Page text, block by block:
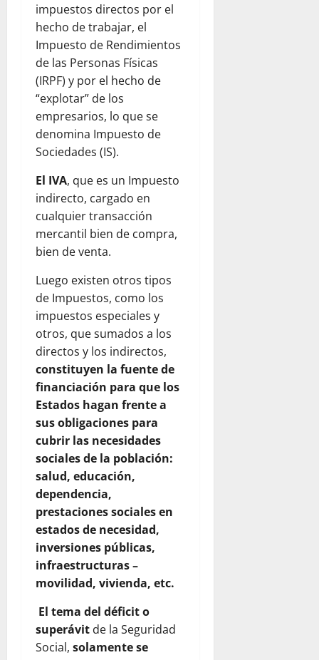
impuestos directos por el
hecho de trabajar, el
Impuesto de Rendimientos
de las Personas Físicas
(IRPF) y por el hecho de
“explotar” de los
empresarios, lo que se
denomina Impuesto de
Sociedades (IS).
El IVA, que es un Impuesto
indirecto, cargado en
cualquier transacción
mercantil bien de compra,
bien de venta.
Luego existen otros tipos
de Impuestos, como los
impuestos especiales y
otros, que sumados a los
directos y los indirectos,
constituyen la fuente de
financiación para que los
Estados hagan frente a
sus obligaciones para
cubrir las necesidades
sociales de la población:
salud, educación,
dependencia,
prestaciones sociales en
estados de necesidad,
inversiones públicas,
infraestructuras –
movilidad, vivienda, etc.
El tema del déficit o
superávit de la Seguridad
Social, solamente se